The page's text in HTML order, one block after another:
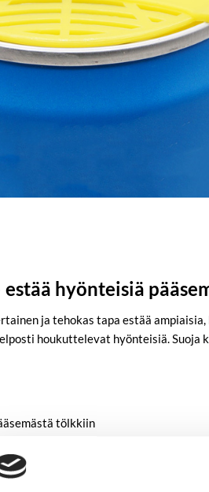
hyönteisiä
ja tehokas tapa estää
houkuttelevat hyönteisiä.
tölkkiin